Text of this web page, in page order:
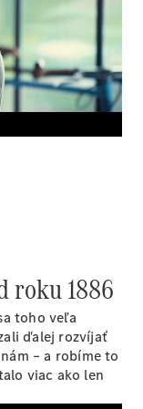
roku 1886
toho veľa
ďalej rozvíjať
– a robíme to
viac ako len